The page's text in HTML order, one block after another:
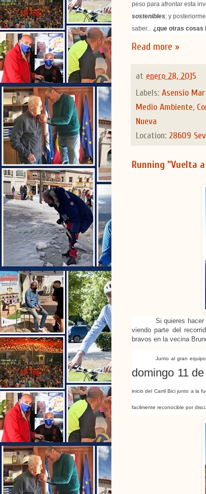
peso para afrontar esta
sostenibles; y
saber... ¿que otras cosas
Read more »
at enero 28, 2015
Labels: Asensio
Medio Ambiente,
Nueva
Location: 28609
Running "Vuelta
Si quieres
viendo parte del
bravos en la vecina
Junto al gran
domingo 11
inicio del Carril Bici junto a la
facilmente reconocible por